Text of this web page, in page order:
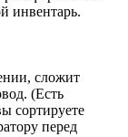
инвентарь.
сложит
(Есть
сортируете
перед